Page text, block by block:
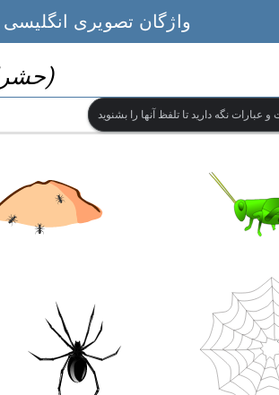
واژگان تصویری انگلیسی
(حشرات)